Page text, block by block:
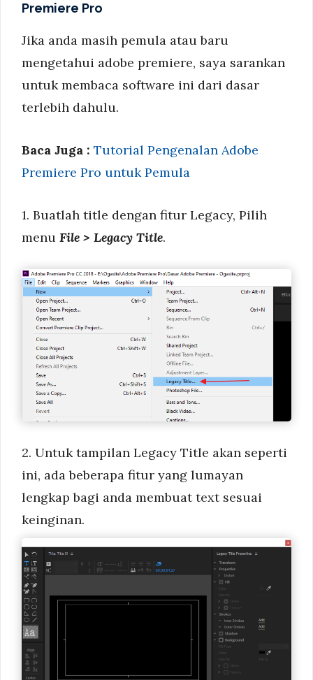
Premiere Pro
Jika anda masih pemula atau baru
mengetahui adobe premiere, saya sarankan
untuk membaca software ini dari dasar
terlebih dahulu.
Baca Juga : Tutorial Pengenalan Adobe
Premiere Pro untuk Pemula
1. Buatlah title dengan fitur Legacy, Pilih
menu File > Legacy Title.
2. Untuk tampilan Legacy Title akan seperti
ini, ada beberapa fitur yang lumayan
lengkap bagi anda membuat text sesuai
keinginan.